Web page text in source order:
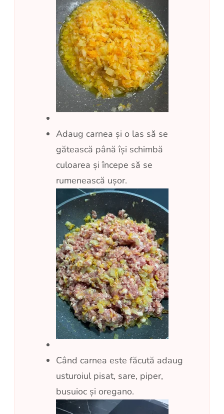
Adaug carnea și o las să se
gătească până își schimbă
culoarea și începe să se
rumenească ușor.
Când carnea este făcută adaug
usturoiul pisat, sare, piper,
busuioc și oregano.